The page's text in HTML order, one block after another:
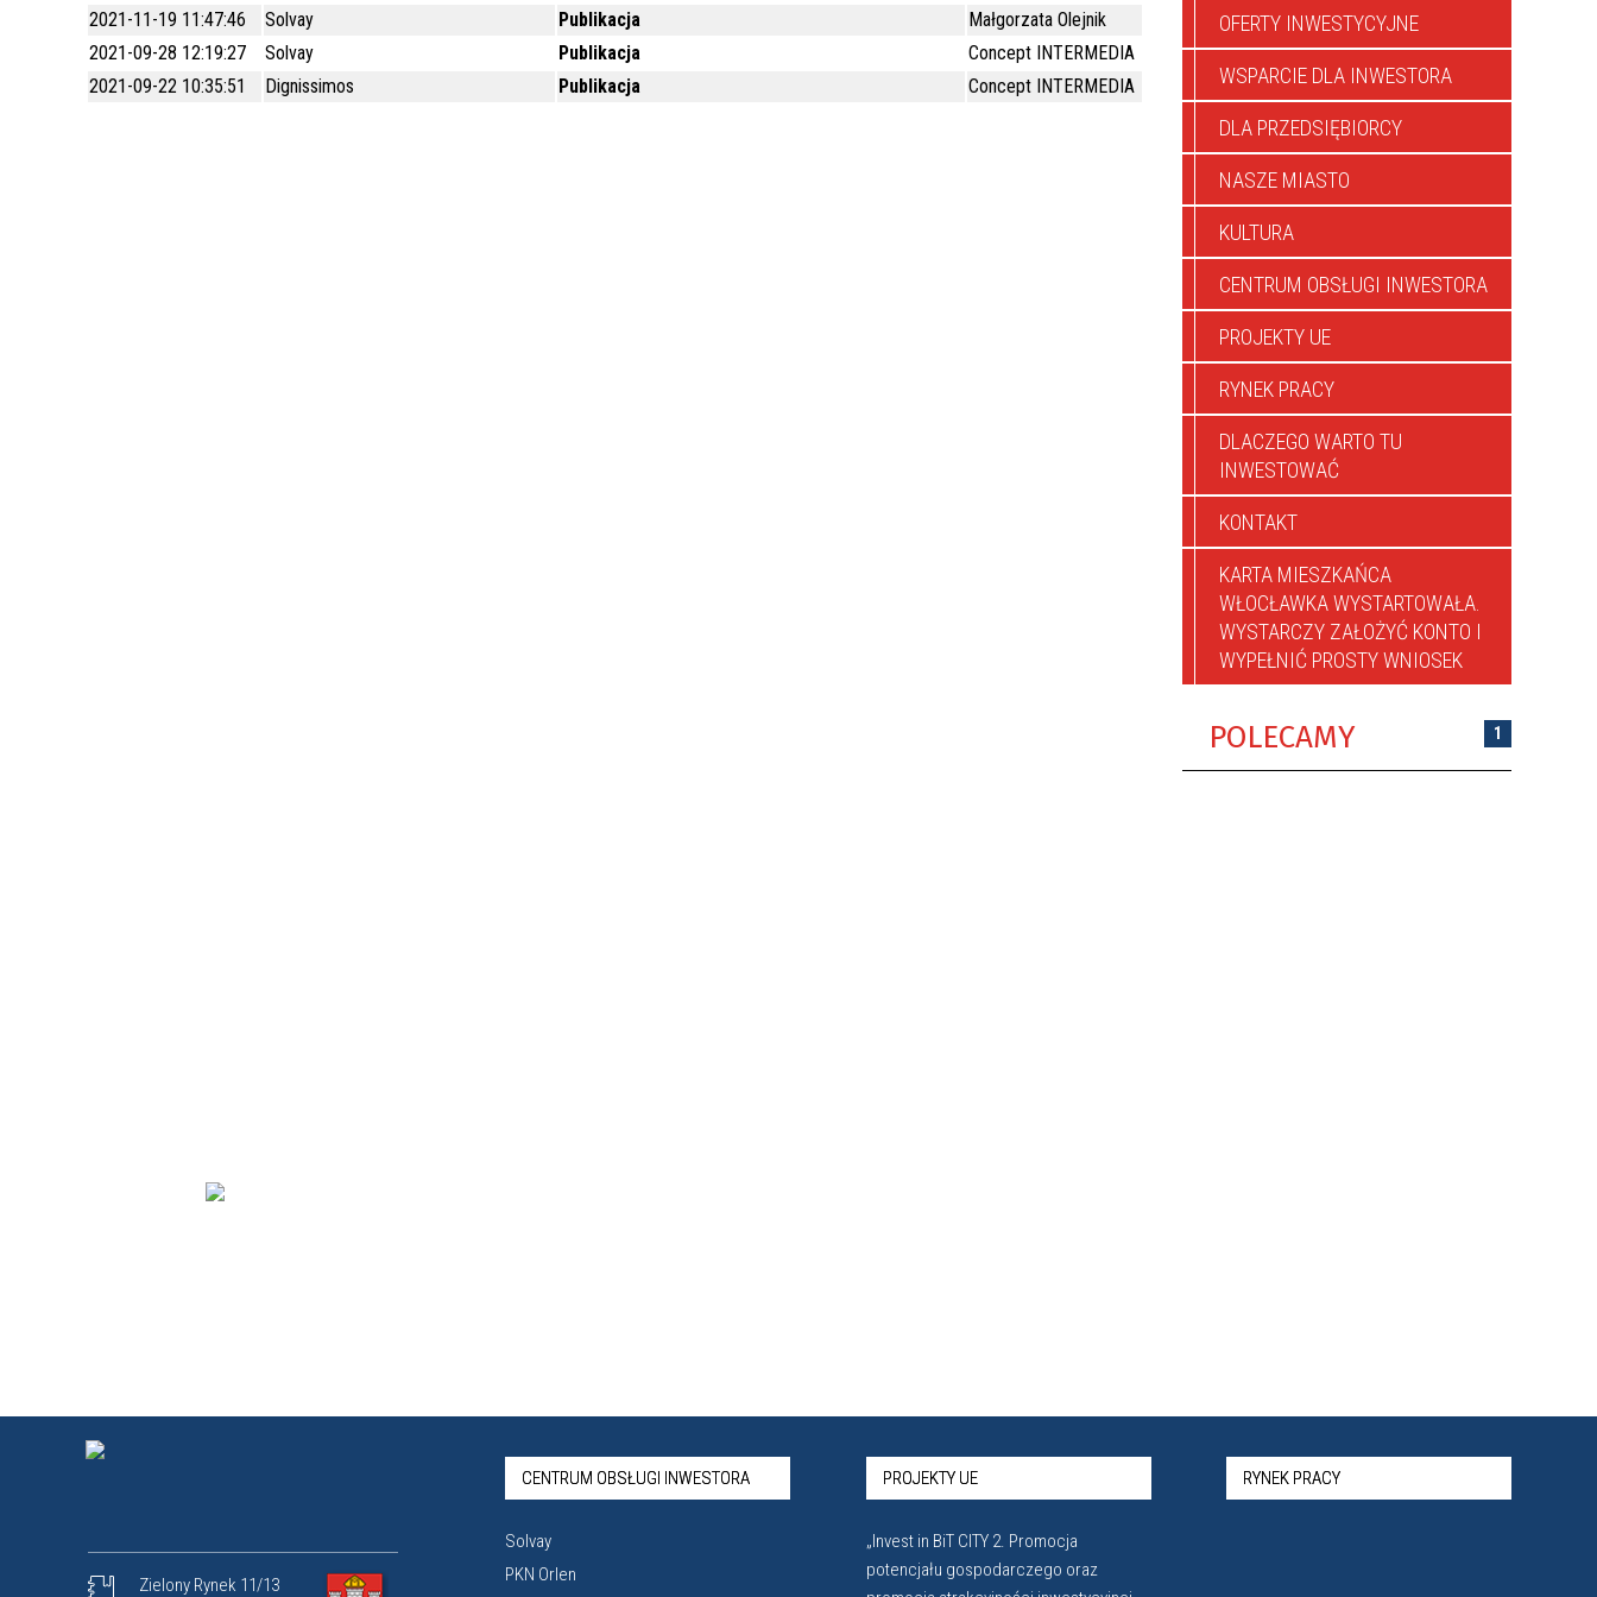
ARP_POŻYCZKA ANTYINFLACYJNA
GRUNTOWEJ, STANOWIĄCEJ
WŁASNOŚĆ SKARBU PAŃSTWA,
POŁOŻONEJ WE WŁOCŁAWKU PRZY UL.
DUNINOWSKIEJ, OZNACZONEJ JAKO
2021-11-19 11:47:46
Solvay Publikacja
Małgorzata Olejnik
2021-09-28 12:19:27
Solvay Publikacja
Concept INTERMEDIA
2021-09-22 10:35:51
Dignissimos Publikacja Concept INTERMEDIA
OFERTY INWESTYCYJNE
WSPARCIE DLA INWESTORA
DLA PRZEDSIĘBIORCY
NASZE MIASTO
KULTURA
CENTRUM OBSŁUGI INWESTORA
PROJEKTY UE
RYNEK PRACY
DLACZEGO WARTO TU
INWESTOWAĆ
KONTAKT
KARTA MIESZKAŃCA
WŁOCŁAWKA WYSTARTOWAŁA.
WYSTARCZY ZAŁOŻYĆ KONTO I
WYPEŁNIĆ PROSTY WNIOSEK
POLECAMY 1
Zielony Rynek 11/13
CENTRUM OBSŁUGI INWESTORA
Solvay
PKN Orlen
PROJEKTY UE
„Invest in BiT CITY 2. Promocja
potencjału gospodarczego oraz
RYNEK PRACY